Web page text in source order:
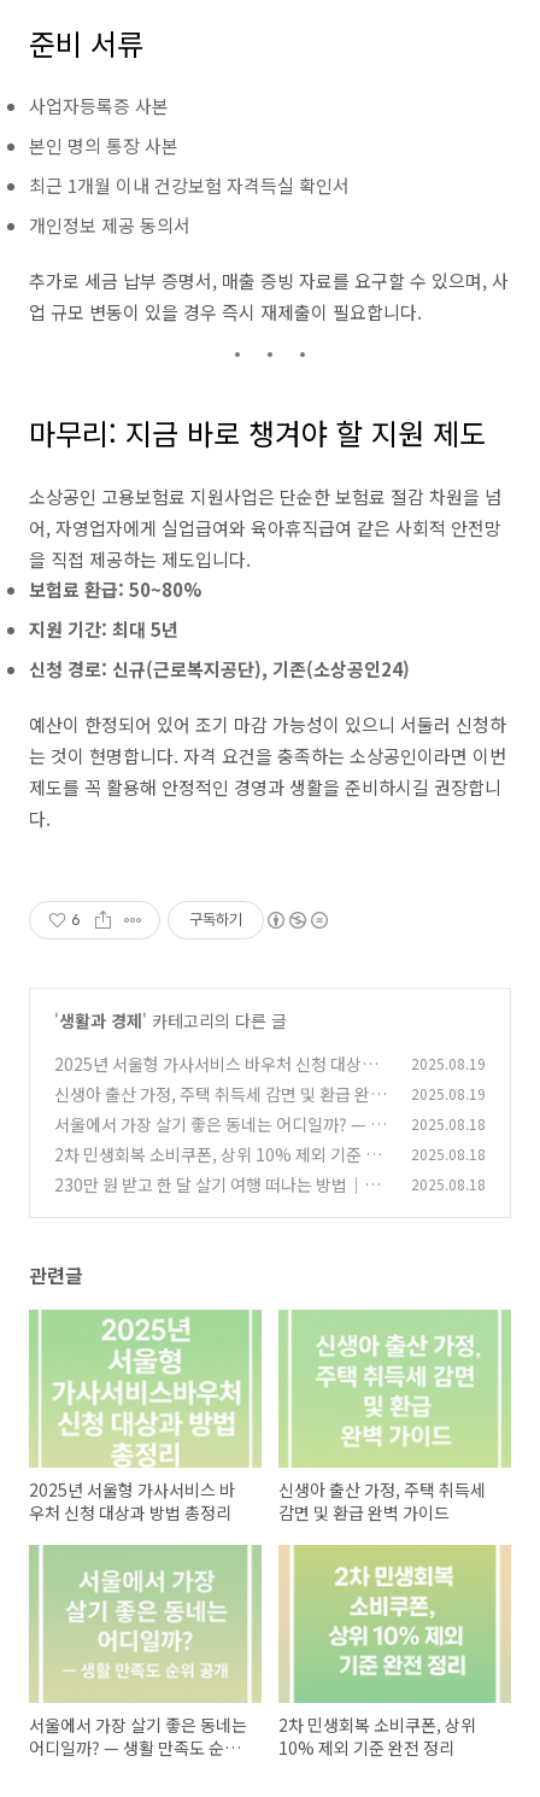
준비 서류
사업자등록증 사본
본인 명의 통장 사본
최근 1개월 이내 건강보험 자격득실 확인서
개인정보 제공 동의서
추가로 세금 납부 증명서, 매출 증빙 자료를 요구할 수 있으며, 사
업 규모 변동이 있을 경우 즉시 재제출이 필요합니다.
마무리: 지금 바로 챙겨야 할 지원 제도
소상공인 고용보험료 지원사업은 단순한 보험료 절감 차원을 넘
어, 자영업자에게 실업급여와 육아휴직급여 같은 사회적 안전망
을 직접 제공하는 제도입니다.
보험료 환급: 50~80%
지원 기간: 최대 5년
신청 경로: 신규(근로복지공단), 기존(소상공인24)
예산이 한정되어 있어 조기 마감 가능성이 있으니 서둘러 신청하
는 것이 현명합니다. 자격 요건을 충족하는 소상공인이라면 이번
제도를 꼭 활용해 안정적인 경영과 생활을 준비하시길 권장합니
다.
6 구독하기
'생활과 경제' 카테고리의 다른 글
2025년 서울형 가사서비스 바우처 신청 대상과
방법 총정리 (17)
2025.08.19
신생아 출산 가정, 주택 취득세 감면 및 환급 완벽
가이드
(6)
2025.08.19
서울에서 가장 살기 좋은 동네는 어디일까? — 생
활 만족도 순위 공개 (22)
2025.08.18
2차 민생회복 소비쿠폰, 상위 10% 제외 기준 완
전 정리 (7)
2025.08.18
230만 원 받고 한 달 살기 여행 떠나는 방법｜한
2025.08.18
관련글
2025년 서울형 가사서비스 바
우처 신청 대상과 방법 총정리
신생아 출산 가정, 주택 취득세
감면 및 환급 완벽 가이드
서울에서 가장 살기 좋은 동네는
어디일까? — 생활 만족도 순위
2차 민생회복 소비쿠폰, 상위
10% 제외 기준 완전 정리